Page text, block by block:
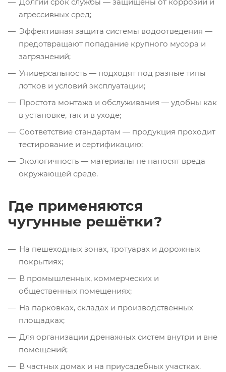
агрессивных сред;
Эффективная защита системы водоотведения —
предотвращают попадание крупного мусора и
загрязнений;
Универсальность — подходят под разные типы
лотков и условий эксплуатации;
Простота монтажа и обслуживания — удобны как
в установке, так и в уходе;
Соответствие стандартам — продукция проходит
тестирование и сертификацию;
Экологичность — материалы не наносят вреда
окружающей среде.
Где применяются
чугунные решётки?
На пешеходных зонах, тротуарах и дорожных
покрытиях;
В промышленных, коммерческих и
общественных помещениях;
На парковках, складах и производственных
площадках;
Для организации дренажных систем внутри и вне
помещений;
В частных домах и на приусадебных участках.